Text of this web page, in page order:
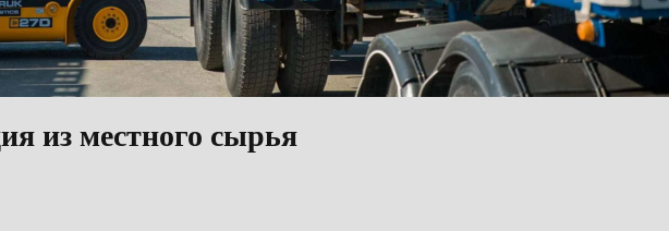
из местного сырья